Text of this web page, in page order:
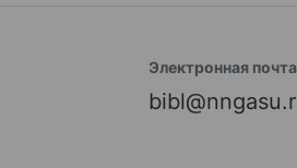
Электронная почта